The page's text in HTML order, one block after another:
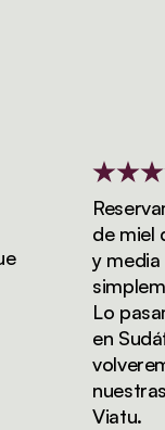
de miel
y media
Lo
en
nuestras
Viatu.